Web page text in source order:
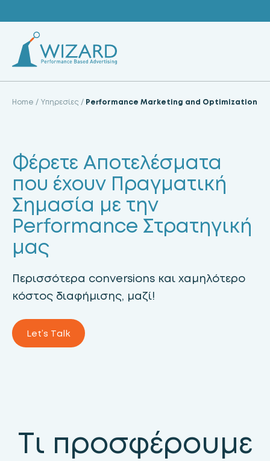
to
content
Home / Υπηρεσίες / Performance Marketing and Optimization
Φέρετε Αποτελέσματα
που έχουν Πραγματική
Σημασία με την
Performance Στρατηγική
μας
Περισσότερα conversions και χαμηλότερο
κόστος διαφήμισης, μαζί!
Let’s Talk
Τι προσφέρουμε